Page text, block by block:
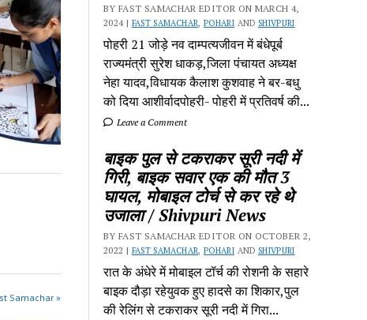
Samachar »
BY FAST SAMACHAR EDITOR ON MARCH 4,
2024 | FAST SAMACHAR, POHARI AND SHIVPURI
पोहरी 21 जोड़े नव दाम्पत्यजीवन में बंधेपूर्ब
राज्यमंत्री सुरेश धाकड़,जिला पंचायत अध्यक्ष
नेहा यादव,विधायक कैलाश कुशवाह ने बर-बधु
को दिया आशीर्वादपोहरी- पोहरी में प्रतिवर्ष की...
Leave a Comment
बाइक पुल से टकराकर सूरी नदी में
गिरी, बाइक सवार एक की मौत 3
घायल, मोबाइल टोर्च से कर रहे थे
उजाला / Shivpuri News
BY FAST SAMACHAR EDITOR ON OCTOBER 2,
2022 | FAST SAMACHAR, POHARI AND SHIVPURI
रात के अंधेरे में मोबाइल टॉर्च की रोशनी के सहारे
बाइक दौड़ा रहेयुवक हुए हादसे का शिकार,पुल
की रेलिंग से टकराकर सूरी नदी में गिरा...